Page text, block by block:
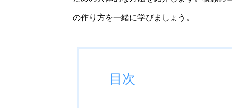
の作り方を一緒に学びましょう。
目次